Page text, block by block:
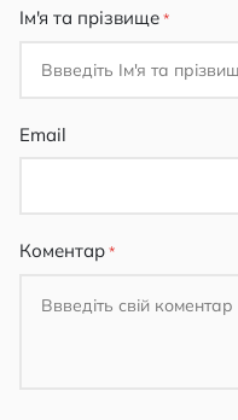
Ім'я та прізвище
Email
Коментар